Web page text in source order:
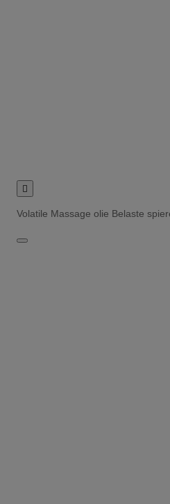

Volatile Massage olie Belaste